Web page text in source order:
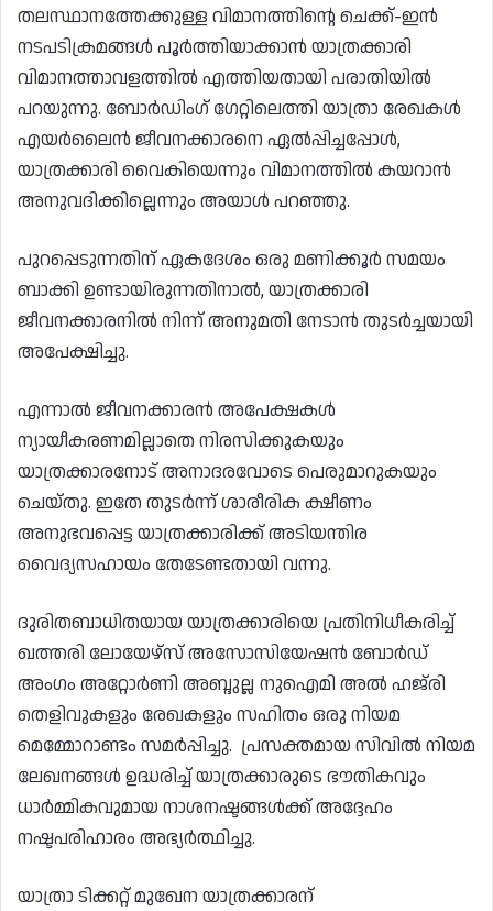
തലസ്ഥാനത്തേക്കുള്ള വിമാനത്തിൻ്റെ ചെക്ക്-ഇൻ
നടപടിക്രമങ്ങൾ പൂർത്തിയാക്കാൻ യാത്രക്കാരി
വിമാനത്താവളത്തിൽ എത്തിയതായി പരാതിയിൽ
പറയുന്നു. ബോർഡിംഗ് ഗേറ്റിലെത്തി യാത്രാ രേഖകൾ
എയർലൈൻ ജീവനക്കാരനെ ഏൽപ്പിച്ചപ്പോൾ,
യാത്രക്കാരി വൈകിയെന്നും വിമാനത്തിൽ കയറാൻ
അനുവദിക്കില്ലെന്നും അയാൾ പറഞ്ഞു.
പുറപ്പെടുന്നതിന് ഏകദേശം ഒരു മണിക്കൂർ സമയം
ബാക്കി ഉണ്ടായിരുന്നതിനാൽ, യാത്രക്കാരി
ജീവനക്കാരനിൽ നിന്ന് അനുമതി നേടാൻ തുടർച്ചയായി
അപേക്ഷിച്ചു.
എന്നാൽ ജീവനക്കാരൻ അപേക്ഷകൾ
ന്യായീകരണമില്ലാതെ നിരസിക്കുകയും
യാത്രക്കാരനോട് അനാദരവോടെ പെരുമാറുകയും
ചെയ്തു. ഇതേ തുടർന്ന് ശാരീരിക ക്ഷീണം
അനുഭവപ്പെട്ട യാത്രക്കാരിക്ക് അടിയന്തിര
വൈദ്യസഹായം തേടേണ്ടതായി വന്നു.
ദുരിതബാധിതയായ യാത്രക്കാരിയെ പ്രതിനിധീകരിച്ച്
ഖത്തരി ലോയേഴ്‌സ് അസോസിയേഷൻ ബോർഡ്
അംഗം അറ്റോർണി അബ്ദുല്ല നുഐമി അൽ ഹജ്‌രി
തെളിവുകളും രേഖകളും സഹിതം ഒരു നിയമ
മെമ്മോറാണ്ടം സമർപ്പിച്ചു. പ്രസക്തമായ സിവിൽ നിയമ
ലേഖനങ്ങൾ ഉദ്ധരിച്ച് യാത്രക്കാരുടെ ഭൗതികവും
ധാർമ്മികവുമായ നാശനഷ്ടങ്ങൾക്ക് അദ്ദേഹം
നഷ്ടപരിഹാരം അഭ്യർത്ഥിച്ചു.
യാത്രാ ടിക്കറ്റ് മുഖേന യാത്രക്കാരന്